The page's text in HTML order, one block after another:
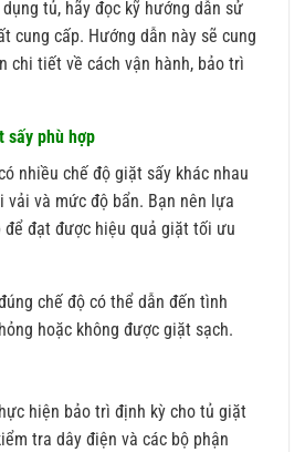
tủ, hãy đọc kỹ hướng dẫn sử
cung cấp. Hướng dẫn này sẽ cung
chi tiết về cách vận hành, bảo trì
sấy phù hợp
nhiều chế độ giặt sấy khác nhau
vải và mức độ bẩn. Bạn nên lựa
để đạt được hiệu quả giặt tối ưu
chế độ có thể dẫn đến tình
hoặc không được giặt sạch.
hiện bảo trì định kỳ cho tủ giặt
tra dây điện và các bộ phận